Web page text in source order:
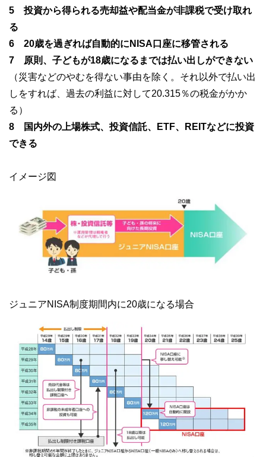
5 投資から得られる売却益や配当金が非課税で受け取れ
る
6 20歳を過ぎれば自動的にNISA口座に移管される
7 原則、子どもが18歳になるまでは払い出しができない
（災害などのやむを得ない事由を除く。それ以外で払い出
しをすれば、過去の利益に対して20.315％の税金がかか
る）
8 国内外の上場株式、投資信託、ETF、REITなどに投資
できる
イメージ図
ジュニアNISA制度期間内に20歳になる場合